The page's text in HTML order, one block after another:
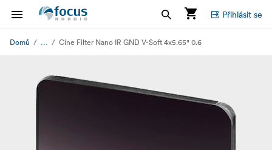
Přihlásit se
Domů ... Cine Filter Nano IR GND V-Soft 4x5.65" 0.6